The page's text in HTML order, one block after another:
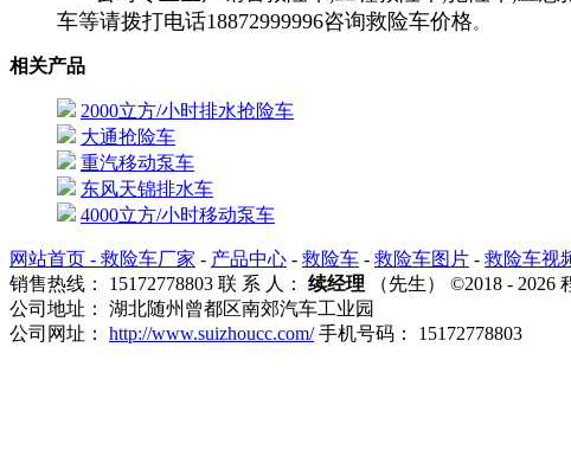
车等请拨打电话18872999996咨询救险车价格。
相关产品
2000立方/小时排水抢险车
大通抢险车
重汽移动泵车
东风天锦排水车
4000立方/小时移动泵车
网站首页 - 救险车厂家 - 产品中心 - 救险车 - 救险车图片 - 救险车视
销售热线： 15172778803 联 系 人： 续经理 （先生） ©2018 -
公司地址： 湖北随州曾都区南郊汽车工业园
公司网址： http://www.suizhoucc.com/手机号码： 15172778803